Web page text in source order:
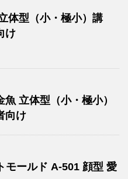
体型（小・極小）講
け
立体型（小・極小）
向け
モールド A-501 顔型 愛